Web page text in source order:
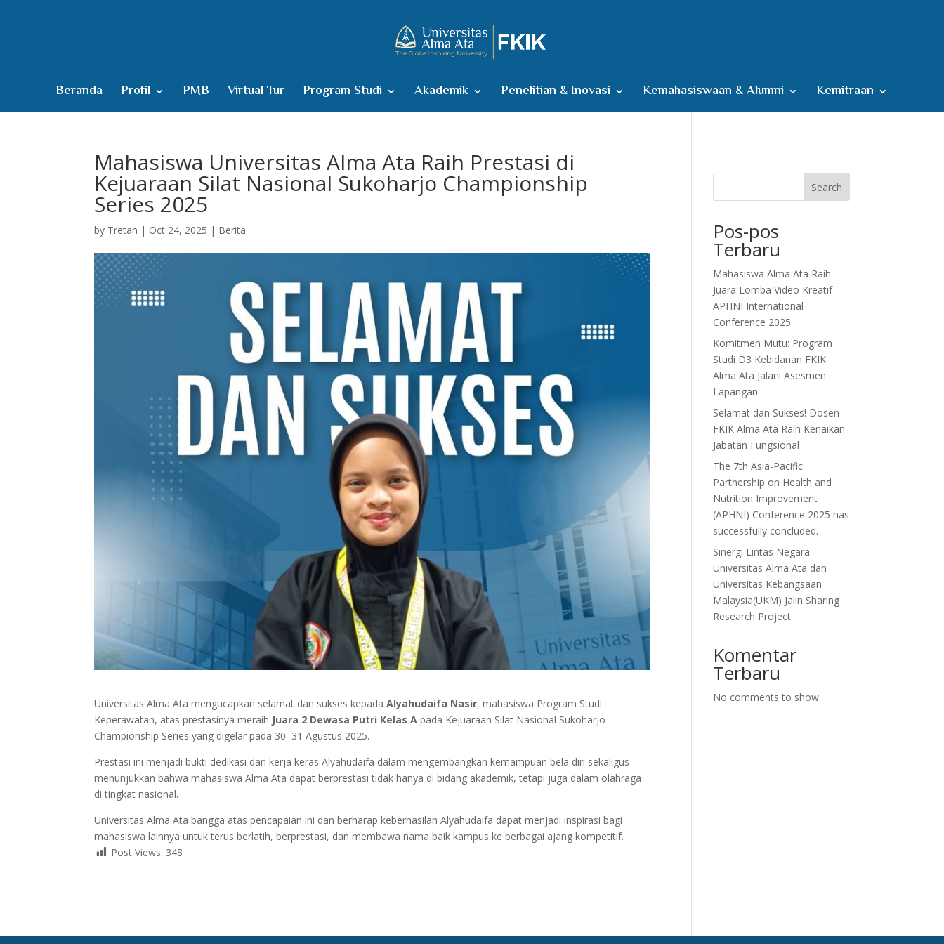
Beranda Profil PMB Virtual Tur Program Studi Akademik Penelitian & Inovasi Kemahasiswaan & Alumni Kemitraan
Mahasiswa Universitas Alma Ata Raih Prestasi di
Kejuaraan Silat Nasional Sukoharjo Championship
Series 2025
by Tretan | Oct 24, 2025 | Berita
Universitas Alma Ata mengucapkan selamat dan sukses kepadaAlyahudaifa Nasir, mahasiswa Program Studi
Keperawatan, atas prestasinya meraih Juara 2 Dewasa Putri Kelas A pada Kejuaraan Silat Nasional Sukoharjo
Championship Series yang digelar pada 30–31 Agustus 2025.
Prestasi ini menjadi bukti dedikasi dan kerja keras Alyahudaifa dalam mengembangkan kemampuan bela diri sekaligus
menunjukkan bahwa mahasiswa Alma Ata dapat berprestasi tidak hanya di bidang akademik, tetapi juga dalam olahraga
di tingkat nasional.
Universitas Alma Ata bangga atas pencapaian ini dan berharap keberhasilan Alyahudaifa dapat menjadi inspirasi bagi
mahasiswa lainnya untuk terus berlatih, berprestasi, dan membawa nama baik kampus ke berbagai ajang kompetitif.
Post Views: 348
Search
Pos-pos
Terbaru
Mahasiswa Alma Ata Raih
Juara Lomba Video Kreatif
APHNI International
Conference 2025
Komitmen Mutu: Program
Studi D3 Kebidanan FKIK
Alma Ata Jalani Asesmen
Lapangan
Selamat dan Sukses! Dosen
FKIK Alma Ata Raih Kenaikan
Jabatan Fungsional
The 7th Asia-Pacific
Partnership on Health and
Nutrition Improvement
(APHNI) Conference 2025 has
successfully concluded.
Sinergi Lintas Negara:
Universitas Alma Ata dan
Universitas Kebangsaan
Malaysia(UKM) Jalin Sharing
Research Project
Komentar
Terbaru
No comments to show.